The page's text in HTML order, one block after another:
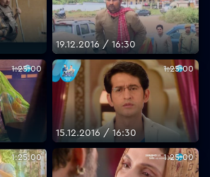
19.12.2016 / 16:30
1:25:00 1:25:00
15.12.2016 / 16:30
1:25:00 1:25:00